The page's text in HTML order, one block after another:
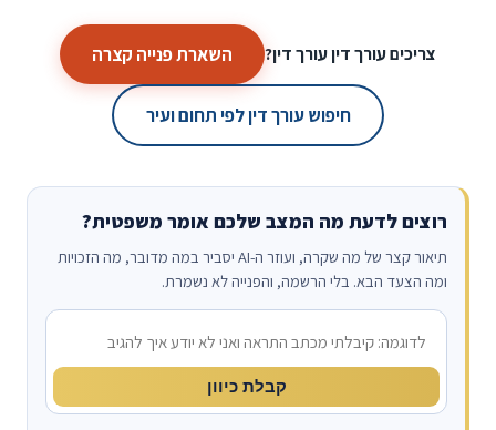
צריכים עורך דין עורך דין? השארת פנייה קצרה
חיפוש עורך דין לפי תחום ועיר
רוצים לדעת מה המצב שלכם אומר משפטית?
תיאור קצר של מה שקרה, ועוזר ה-AI יסביר במה מדובר, מה הזכויות
ומה הצעד הבא. בלי הרשמה, והפנייה לא נשמרת.
מה קרה?
קבלת כיוון